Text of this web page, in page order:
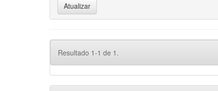
Resultado 1-1 de 1.